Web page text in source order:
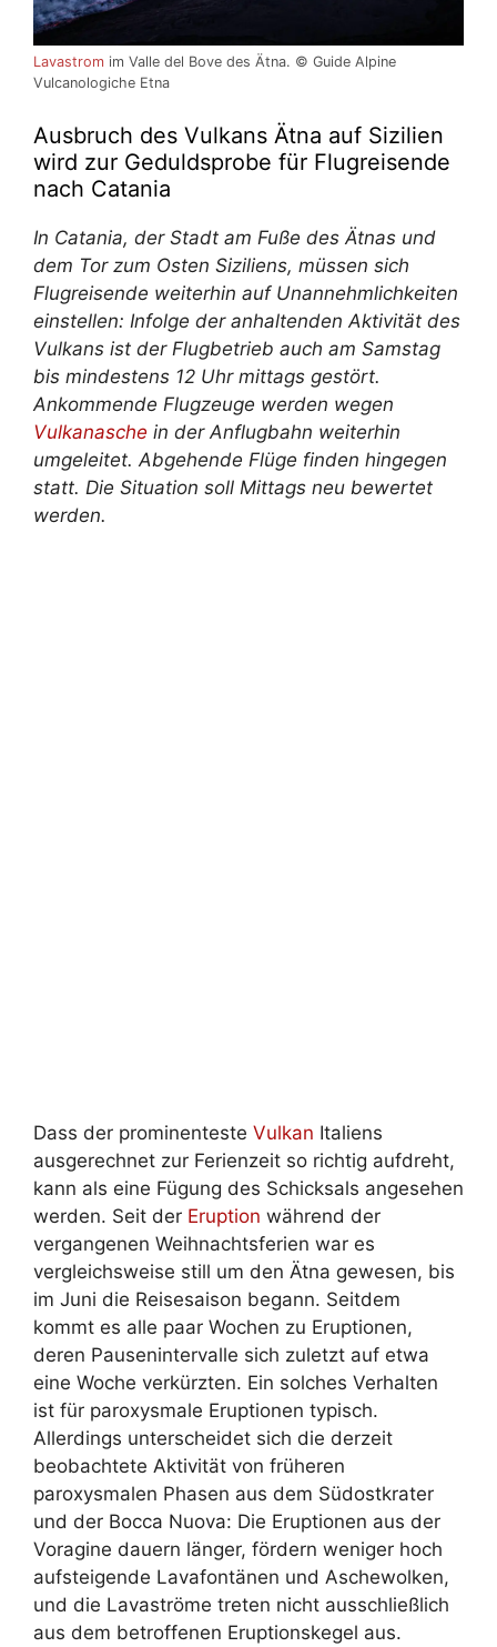
Lavastrom im Valle del Bove des Ätna. © Guide Alpine
Vulcanologiche Etna
Ausbruch des Vulkans Ätna auf Sizilien
wird zur Geduldsprobe für Flugreisende
nach Catania
In Catania, der Stadt am Fuße des Ätnas und
dem Tor zum Osten Siziliens, müssen sich
Flugreisende weiterhin auf Unannehmlichkeiten
einstellen: Infolge der anhaltenden Aktivität des
Vulkans ist der Flugbetrieb auch am Samstag
bis mindestens 12 Uhr mittags gestört.
Ankommende Flugzeuge werden wegen
Vulkanasche in der Anflugbahn weiterhin
umgeleitet. Abgehende Flüge finden hingegen
statt. Die Situation soll Mittags neu bewertet
werden.
Dass der prominenteste Vulkan Italiens
ausgerechnet zur Ferienzeit so richtig aufdreht,
kann als eine Fügung des Schicksals angesehen
werden. Seit der Eruption während der
vergangenen Weihnachtsferien war es
vergleichsweise still um den Ätna gewesen, bis
im Juni die Reisesaison begann. Seitdem
kommt es alle paar Wochen zu Eruptionen,
deren Pausenintervalle sich zuletzt auf etwa
eine Woche verkürzten. Ein solches Verhalten
ist für paroxysmale Eruptionen typisch.
Allerdings unterscheidet sich die derzeit
beobachtete Aktivität von früheren
paroxysmalen Phasen aus dem Südostkrater
und der Bocca Nuova: Die Eruptionen aus der
Voragine dauern länger, fördern weniger hoch
aufsteigende Lavafontänen und Aschewolken,
und die Lavaströme treten nicht ausschließlich
aus dem betroffenen Eruptionskegel aus.